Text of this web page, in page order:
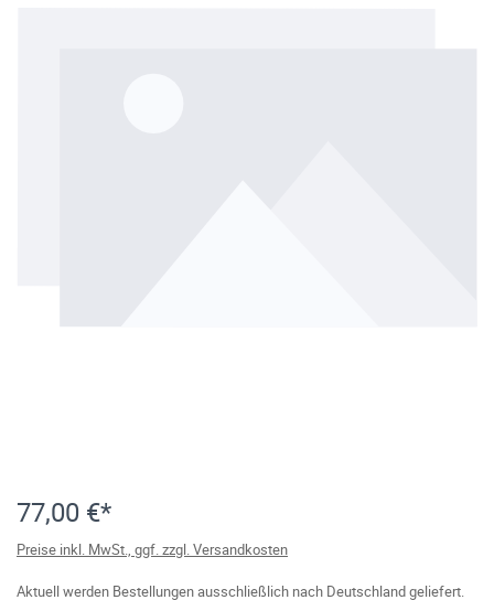
77,00 €*
Preise inkl. MwSt., ggf. zzgl. Versandkosten
Aktuell werden Bestellungen ausschließlich nach Deutschland geliefert.